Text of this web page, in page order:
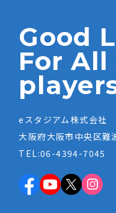
Good
For
eスタジアム株式会社
大阪府大阪市中央区難
TEL:06-4394-7045